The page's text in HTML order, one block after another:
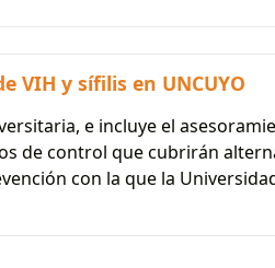
VIH y sífilis en UNCUYO
e incluye el
de control que cubrirán
con la que la